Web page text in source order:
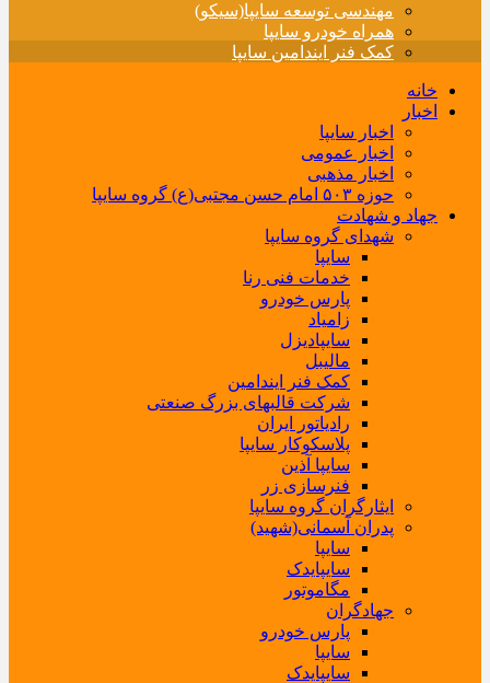
مهندسی توسعه سایپا(سیکو)
همراه خودرو سایپا
کمک فنر ایندامین سایپا
خانه
اخبار
اخبار سایپا
اخبار عمومی
اخبار مذهبی
حوزه ۵۰۳ امام حسن مجتبی(ع) گروه سایپا
جهاد و شهادت
شهدای گروه سایپا
سایپا
خدمات فنی رنا
پارس خودرو
زامیاد
سایپادیزل
مالیبل
کمک فنر ایندامین
شرکت قالبهای بزرگ صنعتی
رادیاتور ایران
پلاسکوکار سایپا
سایپا آذین
فنرسازی زر
ایثارگران گروه سایپا
پدران آسمانی(شهید)
سایپا
سایپایدک
مگاموتور
جهادگران
پارس خودرو
سایپا
سایپایدک